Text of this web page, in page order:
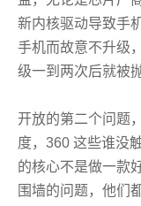
新内核驱动导致手
手机而故意不升级
级一到两次后就被
开放的第二个问题
度，360 这些谁没
的核心不是做一款
围墙的问题，他们